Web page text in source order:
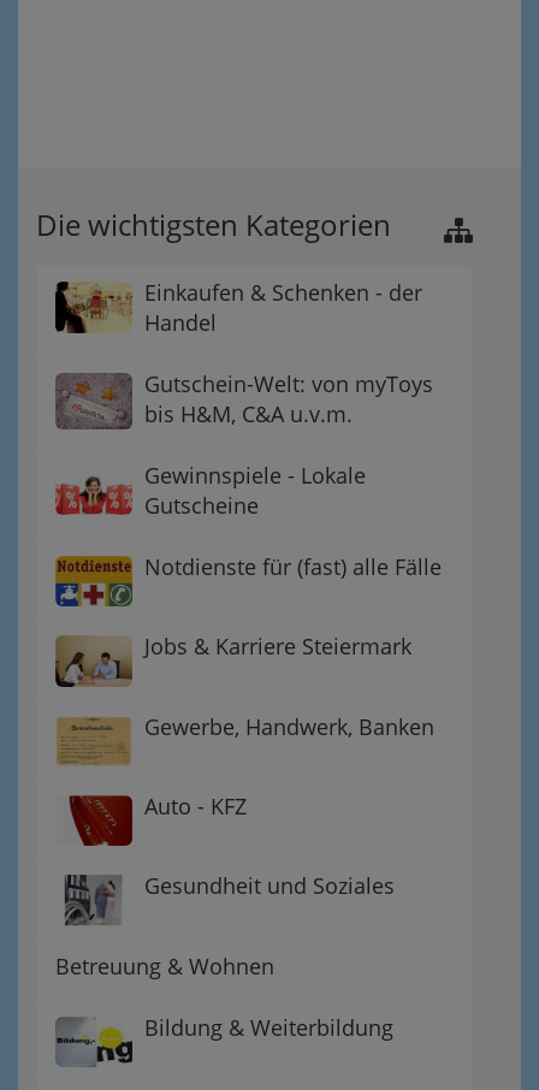
Die wichtigsten Kategorien
Einkaufen & Schenken - der
Handel
Gutschein-Welt: von myToys
bis H&M, C&A u.v.m.
Gewinnspiele - Lokale
Gutscheine
Notdienste für (fast) alle Fälle
Jobs & Karriere Steiermark
Gewerbe, Handwerk, Banken
Auto - KFZ
Gesundheit und Soziales
Betreuung & Wohnen
Bildung & Weiterbildung